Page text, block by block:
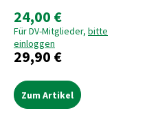
24,00 €
Für DV-Mitglieder, bitte
einloggen
29,90 €
Zum Artikel